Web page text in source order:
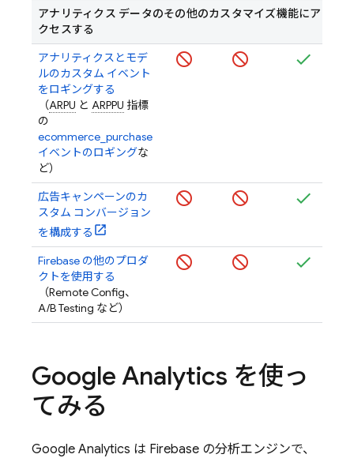
アナリティクス データのその他のカスタマイズ機能にア
クセスする
アナリティクスとモデ
ルのカスタム イベント
をロギングする
（ARPU と ARPPU 指標
の
ecommerce_purchase
イベントのロギングな
ど）
広告キャンペーンのカ
スタム コンバージョン
を構成する
Firebase の他のプロダ
クトを使用する
（Remote Config、
A/B Testing など）
Google Analytics を使っ
てみる
Google Analytics は Firebase の分析エンジンで、